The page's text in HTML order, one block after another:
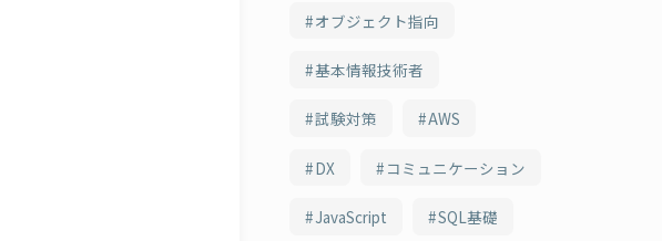
オブジェクト指向
基本情報技術者
試験対策 AWS
DX コミュニケーション
JavaScript SQL基礎